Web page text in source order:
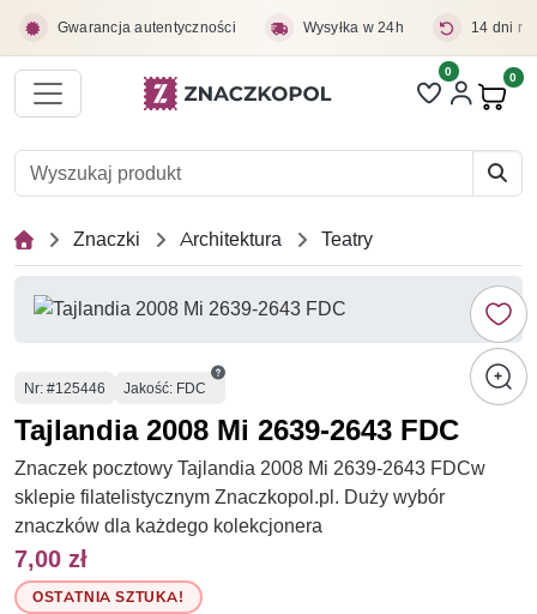
Gwarancja autentyczności Wysyłka w 24h 14 dni
Liczba pozycji
0 0
Znaczki Architektura Teatry
Numer
Nr: #125446 Jakość: FDC
Tajlandia 2008 Mi 2639-2643 FDC
Znaczek pocztowy Tajlandia 2008 Mi 2639-2643 FDCw
sklepie filatelistycznym Znaczkopol.pl. Duży wybór
znaczków dla każdego kolekcjonera
7,00 zł
OSTATNIA SZTUKA!